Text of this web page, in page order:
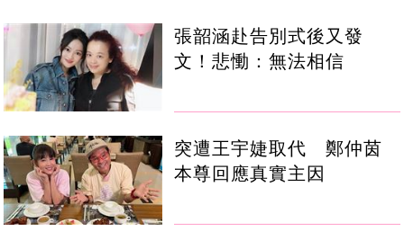
張韶涵赴告別式後又發
文！悲慟：無法相信
突遭王宇婕取代 鄭仲茵
本尊回應真實主因